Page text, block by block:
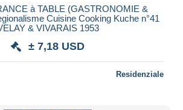
à TABLE (GASTRONOMIE &
Cuisine Cooking Kuche n°41
& VIVARAIS 1953
± 7,18 USD
Residenziale